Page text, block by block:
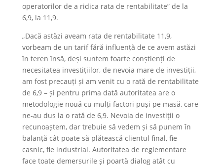
operatorilor de a ridica rata de rentabilitate” de la
6,9, la 11,9.
„Dacă astăzi aveam rata de rentabilitate 11,9,
vorbeam de un tarif fără influență de ce avem astăzi
în teren însă, deși suntem foarte conștienți de
necesitatea investițiilor, de nevoia mare de investiții,
am fost precauți și am venit cu o rată de rentabilitate
de 6,9 – și pentru prima dată autoritatea are o
metodologie nouă cu mulți factori puși pe masă, care
ne-au dus la o rată de 6,9. Nevoia de investiții o
recunoaștem, dar trebuie să vedem și să punem în
balanță cât poate să plătească clientul final, fie
casnic, fie industrial. Autoritatea de reglementare
face toate demersurile și poartă dialog atât cu